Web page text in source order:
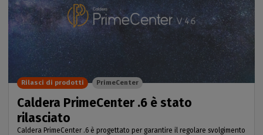
Caldera PrimeCenter .6 è stato
rilasciato
Caldera PrimeCenter .6 è progettato per garantire il regolare svolgimento
Rilasci di prodotti PrimeCenter